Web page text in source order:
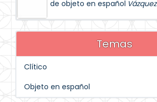
de objeto en español Vázquez
Temas
Clítico
Objeto en español